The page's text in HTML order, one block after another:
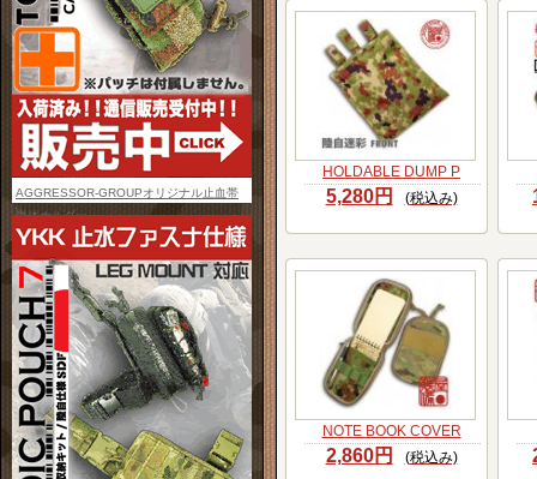
HOLDABLE DUMP P
5,280円 (税込み)
NOTE BOOK COVER
2,860円 (税込み)
AGGRESSOR-GROUPオリジナル止血帯
単体ホルダー